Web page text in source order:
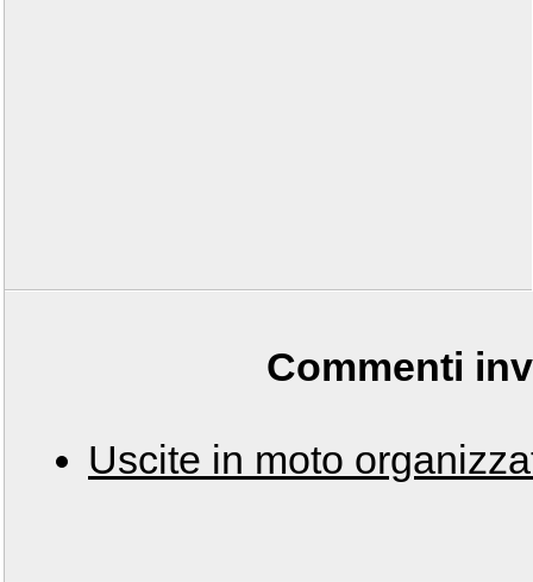
Commenti
Uscite in moto